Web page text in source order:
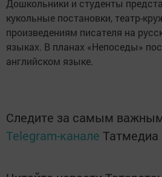
Дошкольники и студенты
кукольные постановки, театр-
произведениям писателя на
языках. В планах «Непоседы»
английском языке.
Следите за самым
Telegram-канале Татмедиа